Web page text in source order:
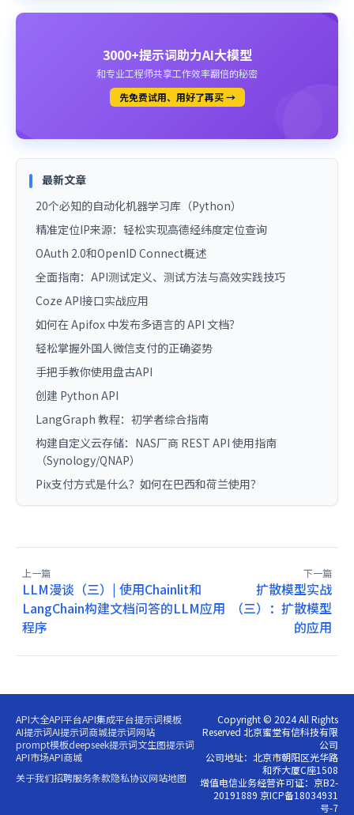
3000+提示词助力AI大模型
和专业工程师共享工作效率翻倍的秘密
先免费试用、用好了再买 →
最新文章
20个必知的自动化机器学习库（Python）
精准定位IP来源：轻松实现高德经纬度定位查询
OAuth 2.0和OpenID Connect概述
全面指南：API测试定义、测试方法与高效实践技巧
Coze API接口实战应用
如何在 Apifox 中发布多语言的 API 文档？
轻松掌握外国人微信支付的正确姿势
手把手教你使用盘古API
创建 Python API
LangGraph 教程：初学者综合指南
构建自定义云存储：NAS厂商 REST API 使用指南
（Synology/QNAP）
Pix支付方式是什么？如何在巴西和荷兰使用？
上一篇
LLM漫谈（三）| 使用Chainlit和
LangChain构建文档问答的LLM应用
程序
下一篇
扩散模型实战
（三）：扩散模型
的应用
API大全API平台API集成平台提示词模板
AI提示词AI提示词商城提示词网站
prompt模板deepseek提示词文生图提示词
API市场API商城
关于我们招聘服务条款隐私协议网站地图
Copyright © 2024 All Rights
Reserved 北京蜜堂有信科技有限
公司
公司地址：北京市朝阳区光华路
和乔大厦C座1508
增值电信业务经营许可证：京B2-
20191889 京ICP备18034931
号-7